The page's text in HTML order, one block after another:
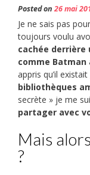
Posted on26 mai
Je ne sais pas
toujours voulu
cachée derrière
comme Batman
appris qu’il existait
bibliothèques
secrète » je me
partager avec
Mais
?